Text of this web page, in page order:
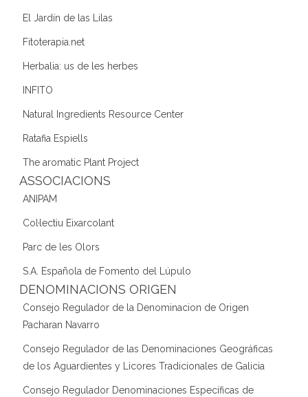
El Jardín de las Lilas
Fitoterapia.net
Herbalia: us de les herbes
INFITO
Natural Ingredients Resource Center
Ratafia Espiells
The aromatic Plant Project
ASSOCIACIONS
ANIPAM
Col·lectiu Eixarcolant
Parc de les Olors
S.A. Española de Fomento del Lúpulo
DENOMINACIONS ORIGEN
Consejo Regulador de la Denominacion de Origen
Pacharan Navarro
Consejo Regulador de las Denominaciones Geográficas
de los Aguardientes y Licores Tradicionales de Galicia
Consejo Regulador Denominaciones Específicas de